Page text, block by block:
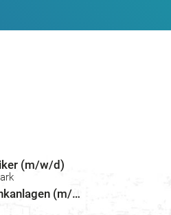
(m/w/d)
Elektriker für Mobilfunkanlagen (m/w/d)